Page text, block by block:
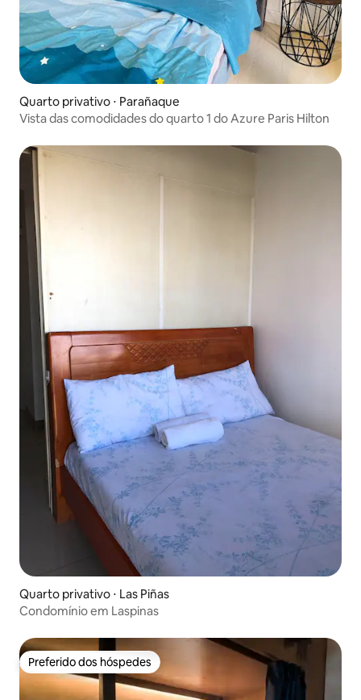
Quarto privativo ⋅ Parañaque
Vista das comodidades do quarto 1 do Azure Paris Hilton
Quarto privativo ⋅ Las Piñas
Condomínio em Laspinas
Preferido dos hóspedes
Preferido dos hóspedes